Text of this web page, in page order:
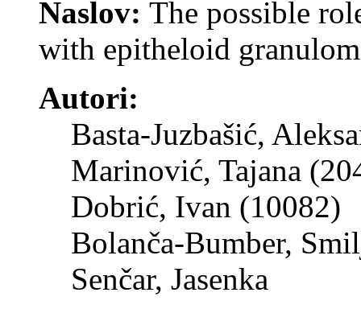
Naslov: The possible
with epitheloid
Autori:
Basta-Juzbašić,
Marinović, Tajana
Dobrić, Ivan (10082)
Bolanča-Bumber,
Senčar, Jasenka